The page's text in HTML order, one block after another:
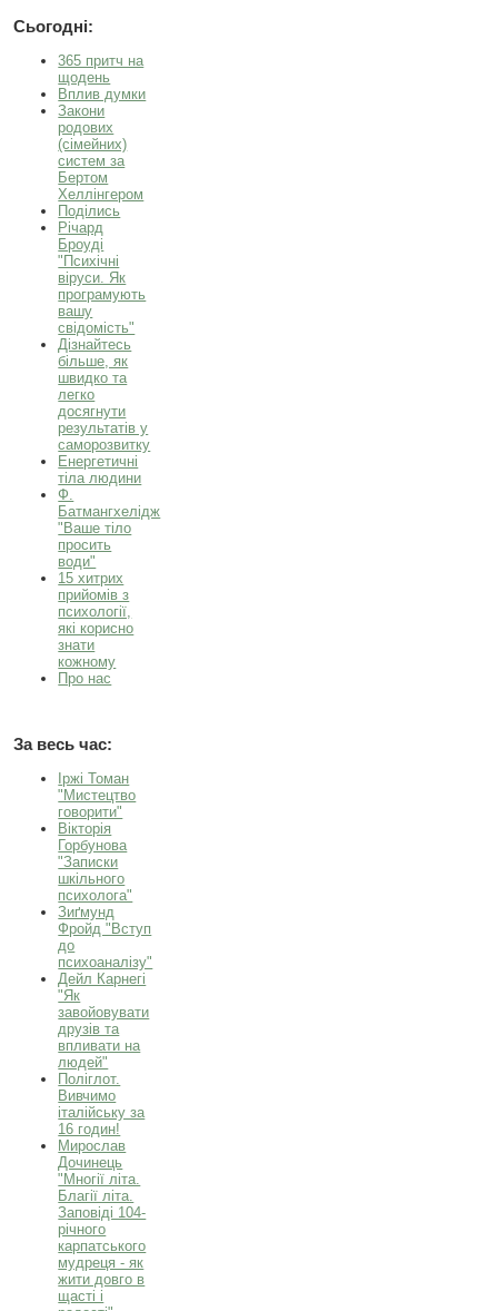
Сьогодні:
365 притч на
щодень
Вплив думки
Закони
родових
(сімейних)
систем за
Бертом
Хеллінгером
Поділись
Річард
Броуді
"Психічні
віруси. Як
програмують
вашу
свідомість"
Дізнайтесь
більше, як
швидко та
легко
досягнути
результатів у
саморозвитку
Енергетичні
тіла людини
Ф.
Батмангхелідж
"Ваше тіло
просить
води"
15 хитрих
прийомів з
психології,
які корисно
знати
кожному
Про нас
За весь час:
Іржі Томан
"Мистецтво
говорити"
Вікторія
Горбунова
"Записки
шкільного
психолога"
Зиґмунд
Фройд "Вступ
до
психоаналізу"
Дейл Карнегі
"Як
завойовувати
друзів та
впливати на
людей"
Поліглот.
Вивчимо
італійську за
16 годин!
Мирослав
Дочинець
"Многії літа.
Благії літа.
Заповіді 104-
річного
карпатського
мудреця - як
жити довго в
щасті і